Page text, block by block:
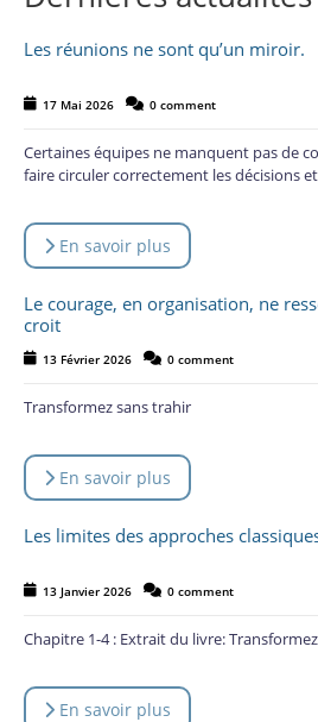
Les réunions ne sont qu’un miroir.
17 Mai 2026 0 comment
Certaines équipes ne manquent pas de
faire circuler correctement les décisions
En savoir plus
Le courage, en organisation, ne
croit
13 Février 2026 0 comment
Transformez sans trahir
En savoir plus
Les limites des approches
13 Janvier 2026 0 comment
Chapitre 1-4 : Extrait du livre:
En savoir plus